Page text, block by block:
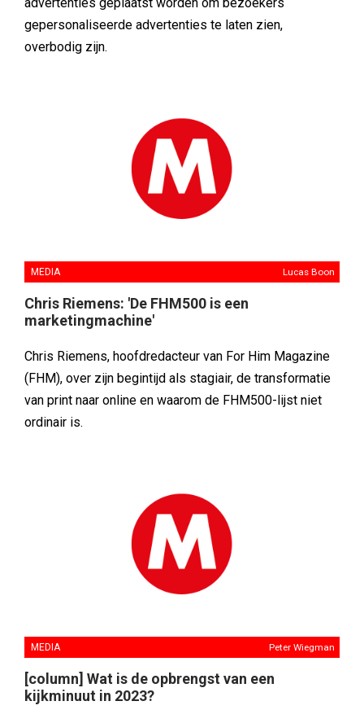
gepersonaliseerde advertenties te laten zien,
overbodig zijn.
MEDIA Lucas Boon
Chris Riemens: 'De FHM500 is een
marketingmachine'
Chris Riemens, hoofdredacteur van For Him Magazine
(FHM), over zijn begintijd als stagiair, de transformatie
van print naar online en waarom de FHM500-lijst niet
ordinair is.
MEDIA Peter Wiegman
[column] Wat is de opbrengst van een
kijkminuut in 2023?